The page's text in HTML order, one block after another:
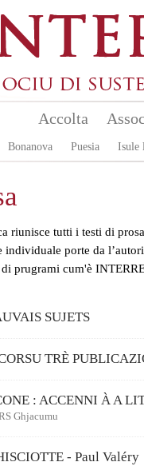
Accolta
Bonanova Puesia Isule
riunisce tutti i testi di
individuale porte da
prugrami cum'è
SUJETS
TRÈ
: ACCENNI À A
Ghjacumu
- Paul Valéry